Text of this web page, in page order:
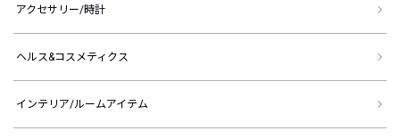
アクセサリー/時計
ヘルス&コスメティクス
インテリア/ルームアイテム